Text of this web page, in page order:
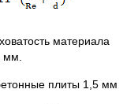
материала
мм.
плиты 1,5 мм